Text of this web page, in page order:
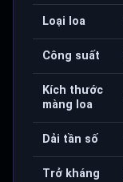
Loại loa
Công suất
Kích thước
màng loa
Dải tần số
Trở kháng